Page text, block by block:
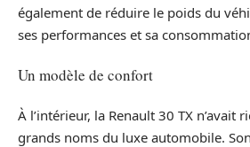
également de réduire le poids du
ses performances et sa
Un modèle de confort
À l’intérieur, la Renault 30 TX n’avait
grands noms du luxe automobile.